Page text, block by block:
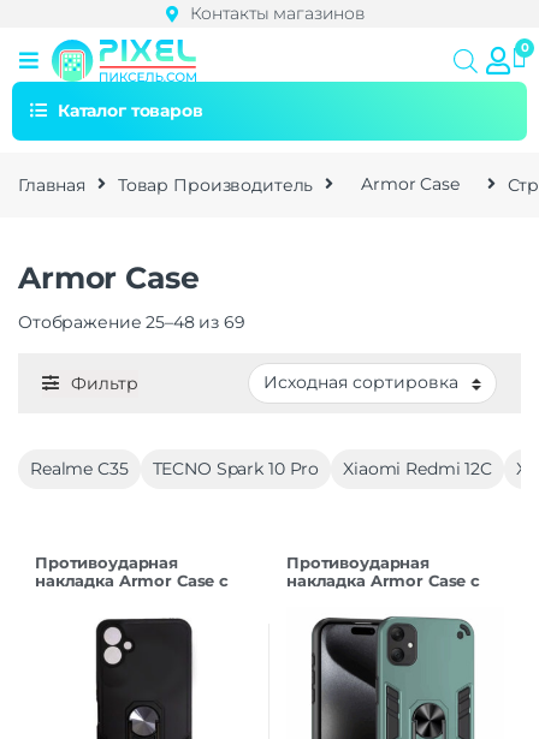
Контакты магазинов
Каталог товаров
Главная Товар Производитель Armor Case
Armor Case
Отображение 25–48 из 69
Фильтр
Realme C35 TECNO Spark 10 Pro Xiaomi Redmi 12C
Противоударная
накладка Armor Case с
A06 серебристый
Противоударная
накладка Armor Case с
A06 темно-зеленый